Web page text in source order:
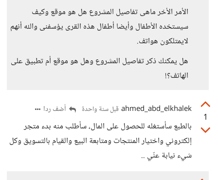
الأمر الأخر ماهى تفاصيل المشروع هل هو موقع وكيف
سيستخده الأطفال وأيضا أطفال هذه القرى يؤسفنى والله أنهم
لايمتلكون هواتف.
هل يمكنك ذكر تفاصيل المشروع وهل هو موقع أم تطبيق على
الهاتف؟!
1
ahmed_abd_elkhalek قبل سنة واحدة أضف ردا
بالطبع سأستغله للحصول على المال، سأطلب منه بدء متجر
إلكتروني واختيار المنتجات ومتابعة البيع والقيام بالتسويق وكل
شيء نيابة عنّي ..